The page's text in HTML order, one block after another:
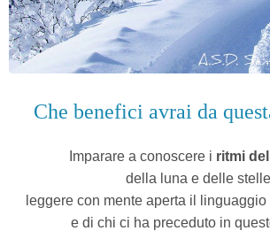
Che benefici avrai da
Imparare a conoscere i ritmi
della luna e delle stelle
leggere con mente aperta il linguaggio
e di chi ci ha preceduto in